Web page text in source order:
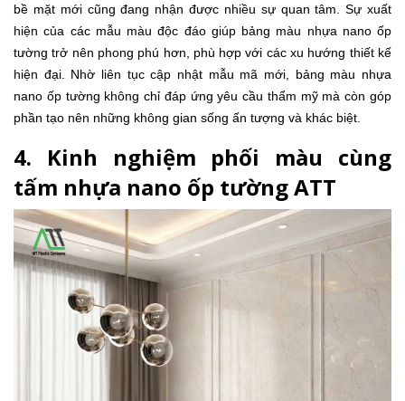
bề mặt mới cũng đang nhận được nhiều sự quan tâm. Sự xuất
hiện của các mẫu màu độc đáo giúp bảng màu nhựa nano ốp
tường trở nên phong phú hơn, phù hợp với các xu hướng thiết kế
hiện đại. Nhờ liên tục cập nhật mẫu mã mới, bảng màu nhựa
nano ốp tường không chỉ đáp ứng yêu cầu thẩm mỹ mà còn góp
phần tạo nên những không gian sống ấn tượng và khác biệt.
4. Kinh nghiệm phối màu cùng
tấm nhựa nano ốp tường ATT